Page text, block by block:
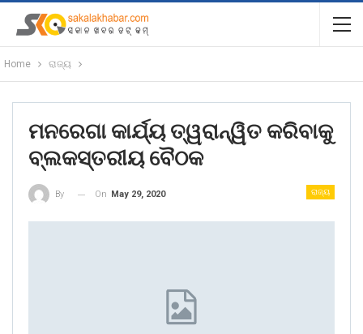
Home ରାଜ୍ୟ
ମନରେଗା କାର୍ଯ୍ୟ ତ୍ୱରାନ୍ୱିତ କରିବାକୁ
ବ୍ଲକସ୍ତରୀୟ ବୈଠକ
ରାଜ୍ୟ
By On May 29, 2020